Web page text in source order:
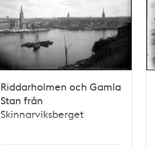
Riddarholmen och Gamla
Stan från
Skinnarviksberget